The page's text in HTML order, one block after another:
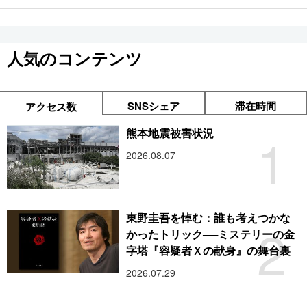
人気のコンテンツ
アクセス数 SNSシェア 滞在時間
1
熊本地震被害状況
2026.08.07
2
東野圭吾を悼む：誰も考えつかな
かったトリック──ミステリーの金
字塔『容疑者Ｘの献身』の舞台裏
2026.07.29